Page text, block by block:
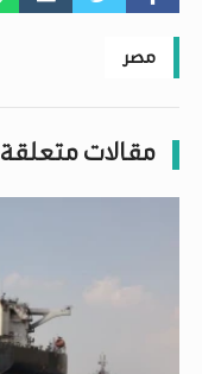
مصر
مقالات متعلقة